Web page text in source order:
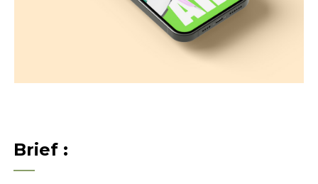
Brief :